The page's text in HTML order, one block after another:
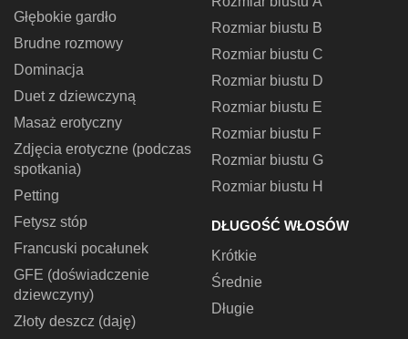
Głębokie gardło
Brudne rozmowy
Dominacja
Duet z dziewczyną
Masaż erotyczny
Zdjęcia erotyczne (podczas
spotkania)
Petting
Fetysz stóp
Francuski pocałunek
GFE (doświadczenie
dziewczyny)
Złoty deszcz (daję)
Rozmiar biustu B
Rozmiar biustu C
Rozmiar biustu D
Rozmiar biustu E
Rozmiar biustu F
Rozmiar biustu G
Rozmiar biustu H
DŁUGOŚĆ WŁOSÓW
Krótkie
Średnie
Długie